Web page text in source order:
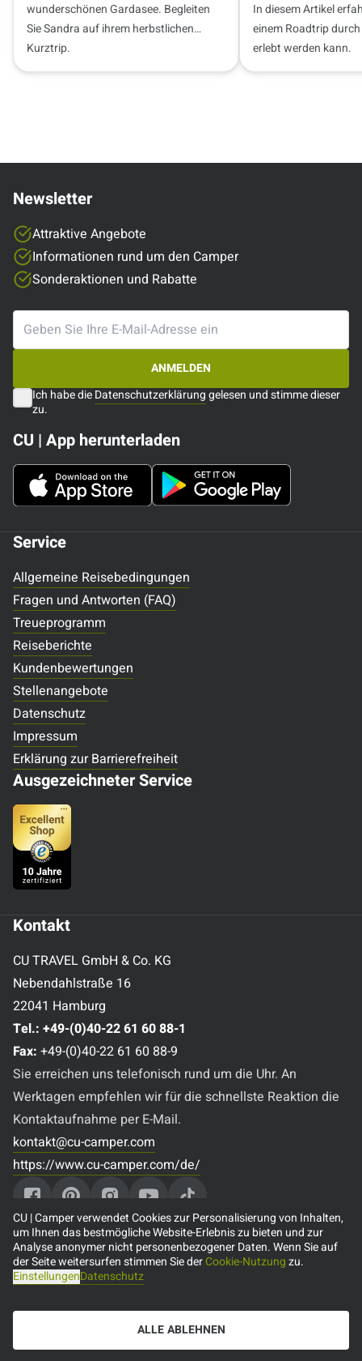
wunderschönen Gardasee. Begleiten
Sie Sandra auf ihrem herbstlichen
Kurztrip.
In diesem Artikel
einem Roadtrip
erlebt werden kann.
Service
Allgemeine Reisebedingungen
Fragen und Antworten (FAQ)
Treueprogramm
Reiseberichte
Kundenbewertungen
Stellenangebote
Datenschutz
Impressum
Erklärung zur Barrierefreiheit
Ausgezeichneter Service
Kontakt
CU TRAVEL GmbH & Co. KG
Nebendahlstraße 16
22041 Hamburg
Tel.: +49-(0)40-22 61 60 88-1
Fax: +49-(0)40-22 61 60 88-9
Sie erreichen uns telefonisch rund um die Uhr. An
Werktagen empfehlen wir für die schnellste Reaktion die
Kontaktaufnahme per E-Mail.
kontakt@cu-camper.com
https://www.cu-camper.com/de/
Newsletter
Attraktive Angebote
Informationen rund um den Camper
Sonderaktionen und Rabatte
ANMELDEN
Ich habe dieDatenschutzerklärunggelesen und stimme dieser
zu.
CU | App herunterladen
Beliebte Reiseziele
🇨🇦 Camper mieten in Kanada
🇺🇸 Camper mieten in den USA
🇦🇺 Camper mieten in Australien
🇳🇿 Camper mieten in Neuseeland
CU | Camper verwendet Cookies zur Personalisierung von Inhalten,
um Ihnen das bestmögliche Website-Erlebnis zu bieten und zur
Analyse anonymer nicht personenbezogener Daten. Wenn Sie auf
der Seite weitersurfen stimmen Sie derCookie-Nutzungzu.
EinstellungenDatenschutz
ALLE ABLEHNEN